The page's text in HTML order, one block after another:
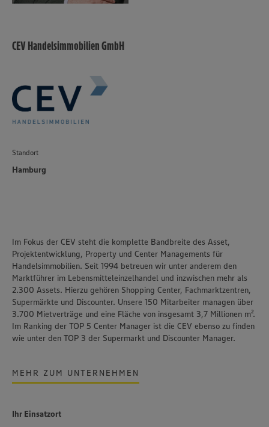
CEV Handelsimmobilien GmbH
Standort
Hamburg
Im Fokus der CEV steht die komplette Bandbreite des Asset,
Projektentwicklung, Property und Center Managements für
Handelsimmobilien. Seit 1994 betreuen wir unter anderem den
Marktführer im Lebensmitteleinzelhandel und inzwischen mehr als
2.300 Assets. Hierzu gehören Shopping Center, Fachmarktzentren,
Supermärkte und Discounter. Unsere 150 Mitarbeiter managen über
3.700 Mietverträge und eine Fläche von insgesamt 3,7 Millionen m².
Im Ranking der TOP 5 Center Manager ist die CEV ebenso zu finden
wie unter den TOP 3 der Supermarkt und Discounter Manager.
MEHR ZUM UNTERNEHMEN
Ihr Einsatzort